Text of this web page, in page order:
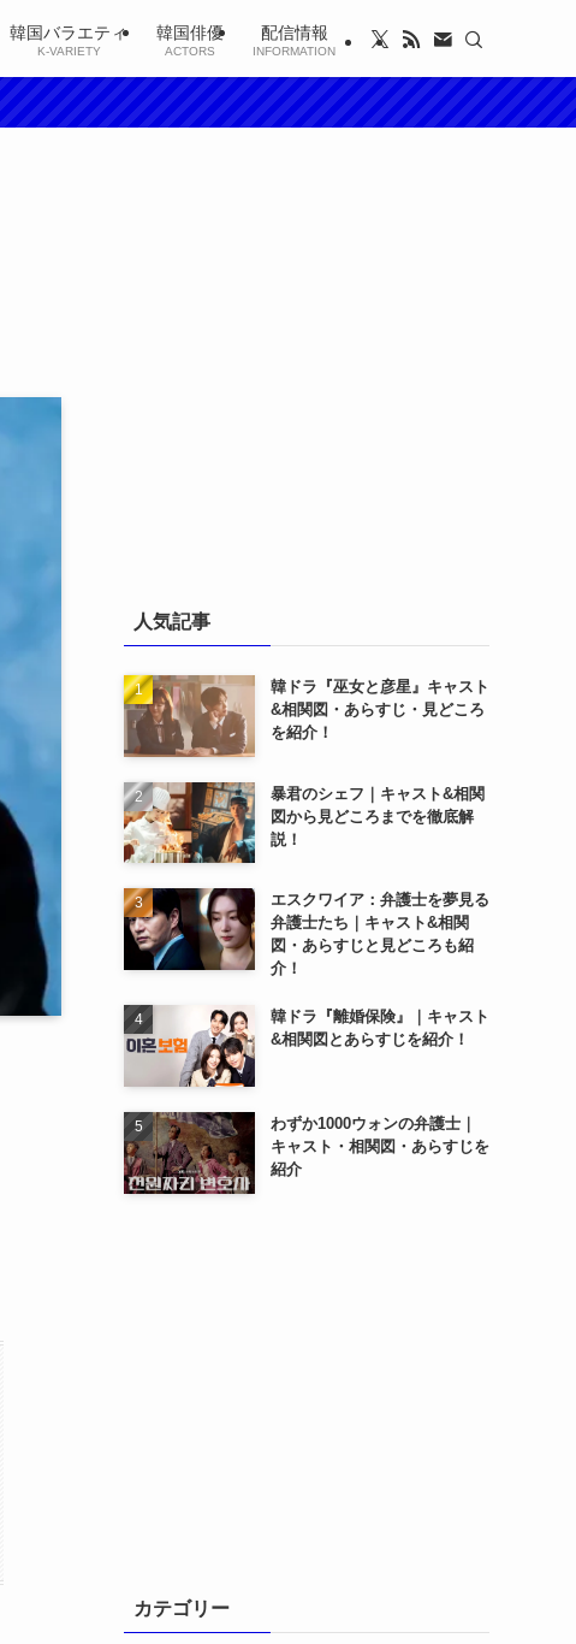
韓国バラエティ
K-VARIETY
韓国俳優
ACTORS
配信情報
INFORMATION
人気記事
韓ドラ『巫女と彦星』キャスト
&相関図・あらすじ・見どころ
を紹介！
暴君のシェフ｜キャスト&相関
図から見どころまでを徹底解
説！
エスクワイア：弁護士を夢見る
弁護士たち｜キャスト&相関
図・あらすじと見どころも紹
介！
韓ドラ『離婚保険』｜キャスト
&相関図とあらすじを紹介！
わずか1000ウォンの弁護士｜
キャスト・相関図・あらすじを
紹介
カテゴリー